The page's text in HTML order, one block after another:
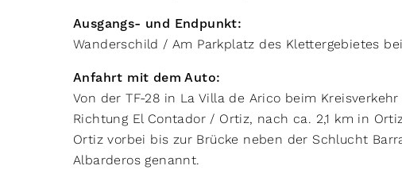
Ausgangs- und Endpunkt:
Wanderschild / Am Parkplatz des Klettergebietes
Anfahrt mit dem Auto:
Von der TF-28 in La Villa de Arico beim
Richtung El Contador / Ortiz, nach ca. 2,1 km in
Ortiz vorbei bis zur Brücke neben der Schlucht
Albarderos genannt.